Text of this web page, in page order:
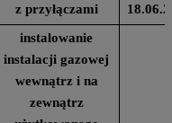
z przyłączami
instalowanie
instalacji gazowej
wewnątrz i na
zewnątrz